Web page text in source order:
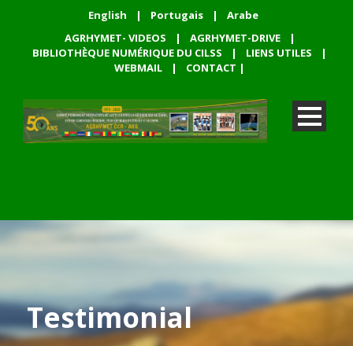
English | Portugais |
Arabe
AGRHYMET- VIDEOS
| AGRHYMET-DRIVE
|
BIBLIOTHÈQUE NUMÉRIQUE DU CILSS
| LIENS UTILES
|
WEBMAIL
| CONTACT |
Testimonial